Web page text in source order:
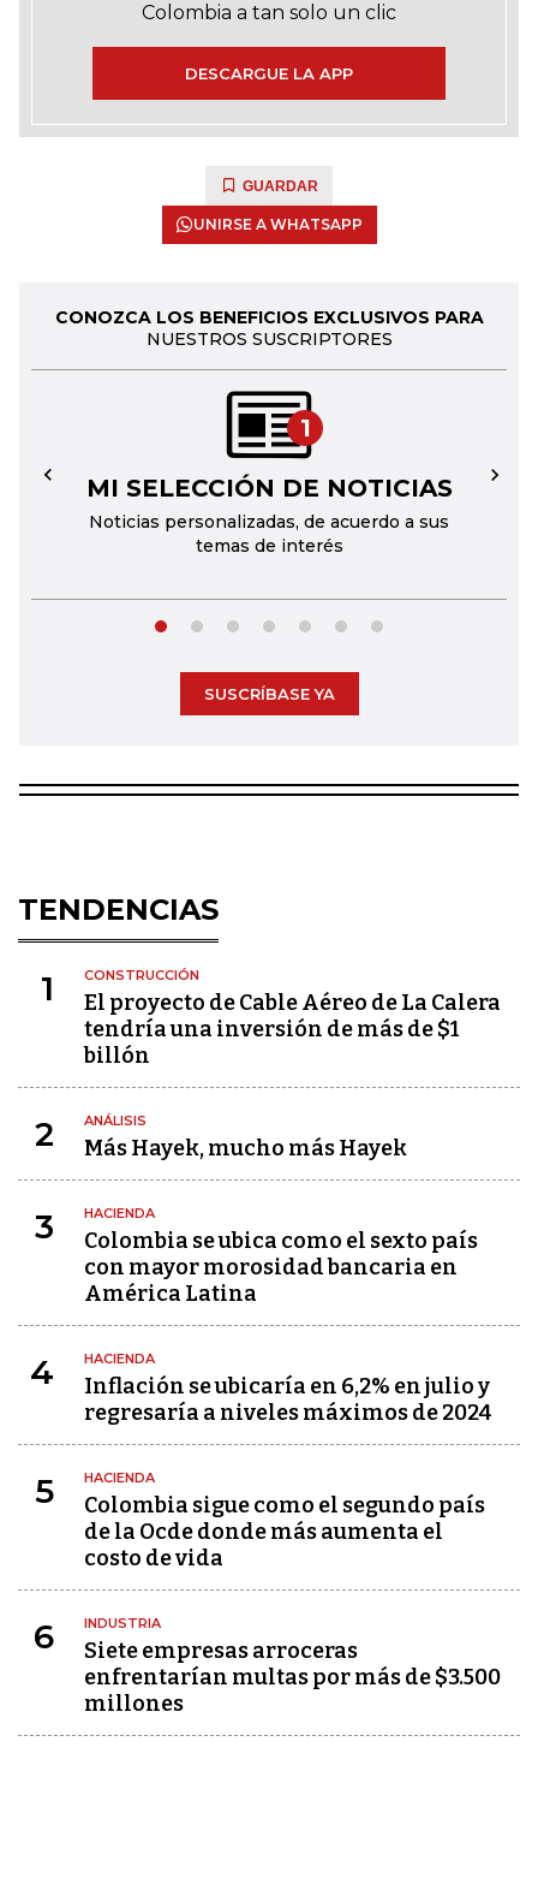
Colombia a tan solo un clic
DESCARGUE LA APP
GUARDAR
UNIRSE A WHATSAPP
CONOZCA LOS BENEFICIOS EXCLUSIVOS PARA
NUESTROS SUSCRIPTORES
1
MI SELECCIÓN DE NOTICIAS
Noticias personalizadas, de acuerdo a sus
temas de interés
← →
SUSCRÍBASE YA
TENDENCIAS
1 CONSTRUCCIÓN
El proyecto de Cable Aéreo de La Calera
tendría una inversión de más de $1
billón
2 ANÁLISIS
Más Hayek, mucho más Hayek
3 HACIENDA
Colombia se ubica como el sexto país
con mayor morosidad bancaria en
América Latina
4 HACIENDA
Inflación se ubicaría en 6,2% en julio y
regresaría a niveles máximos de 2024
5 HACIENDA
Colombia sigue como el segundo país
de la Ocde donde más aumenta el
costo de vida
6 INDUSTRIA
Siete empresas arroceras
enfrentarían multas por más de $3.500
millones